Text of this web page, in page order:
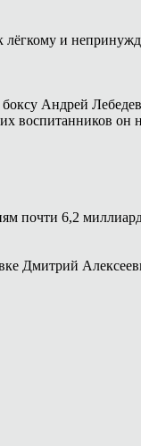
и
Андрей
воспитанников он
почти 6,2
Дмитрий